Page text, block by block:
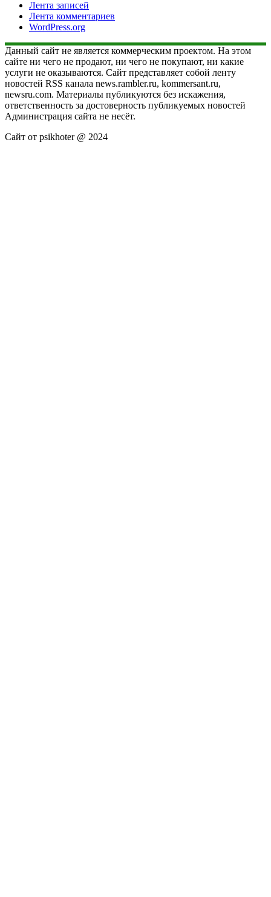
Лента записей
Лента комментариев
WordPress.org
Данный сайт не является коммерческим проектом. На этом
сайте ни чего не продают, ни чего не покупают, ни какие
услуги не оказываются. Сайт представляет собой ленту
новостей RSS канала news.rambler.ru, kommersant.ru,
newsru.com. Материалы публикуются без искажения,
ответственность за достоверность публикуемых новостей
Администрация сайта не несёт.
Сайт от psikhoter @ 2024